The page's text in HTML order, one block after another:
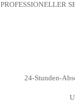
PROFESSIONELLER
24-Stunden-